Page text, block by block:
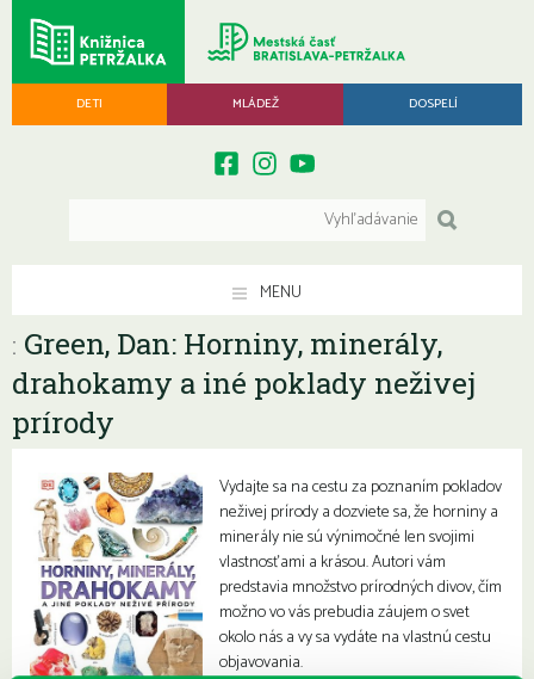
DETI MLÁDEŽ DOSPELÍ
MENU
: Green, Dan: Horniny, minerály,
drahokamy a iné poklady neživej
prírody
Vydajte sa na cestu za poznaním pokladov
neživej prírody a dozviete sa, že horniny a
minerály nie sú výnimočné len svojimi
vlastnosťami a krásou. Autori vám
predstavia množstvo prírodných divov, čím
možno vo vás prebudia záujem o svet
okolo nás a vy sa vydáte na vlastnú cestu
objavovania.